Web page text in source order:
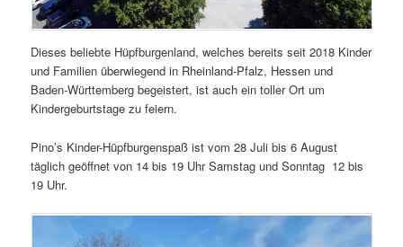
Dieses beliebte Hüpfburgenland, welches bereits seit 2018 Kinder
und Familien überwiegend in Rheinland-Pfalz, Hessen und
Baden-Württemberg begeistert, ist auch ein toller Ort um
Kindergeburtstage zu feiern.
Pino’s Kinder-Hüpfburgenspaß ist vom 28 Juli bis 6 August
täglich geöffnet von 14 bis 19 Uhr Samstag und Sonntag 12 bis
19 Uhr.